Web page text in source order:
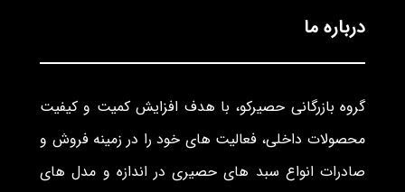
درباره ما
گروه بازرگانی حصیرکو، با هدف افزایش کمیت و کیفیت
محصولات داخلی، فعالیت های خود را در زمینه فروش و
صادرات انواع سبد های حصیری در اندازه و مدل های